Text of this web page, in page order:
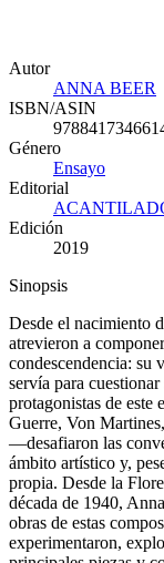
Autor
ANNA BEER
ISBN/ASIN
Género
Ensayo
Editorial
Edición
2019
Sinopsis
Desde el nacimiento
atrevieron a
condescendencia: su
servía para
protagonistas de
Guerre, Von
—desafiaron las
ámbito artístico y,
propia. Desde la
década de 1940,
obras de estas
experimentaron,